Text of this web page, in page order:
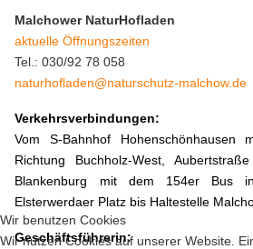
Malchower NaturHofladen
aktuelle Öffnungszeiten
Tel.: 030/92 78 058
naturhofladen@naturschutz-malchow.de
Verkehrsverbindungen:
Vom S-Bahnhof
Richtung Buchholz-West,
Blankenburg mit dem 154er Bus
Elsterwerdaer Platz bis Haltestelle
Geschäftsführerin:
Wir benutzen Cookies
Wir nutzen Cookies auf unserer Website.